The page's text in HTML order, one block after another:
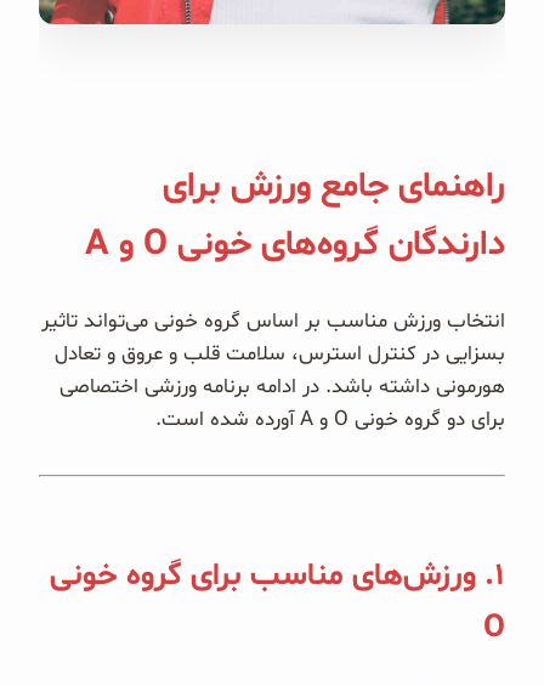
غلات و دانه‌های سالم
پک سلامتی OAB
کتاب‌های OAB
وبلاگ
راهنمای جامع ورزش برای
دارندگان گروه‌های خونی O و A
انتخاب ورزش مناسب بر اساس گروه خونی می‌تواند تاثیر
بسزایی در کنترل استرس، سلامت قلب و عروق و تعادل
هورمونی داشته باشد. در ادامه برنامه ورزشی اختصاصی
برای دو گروه خونی O و A آورده شده است.
۱. ورزش‌های مناسب برای گروه خونی
O